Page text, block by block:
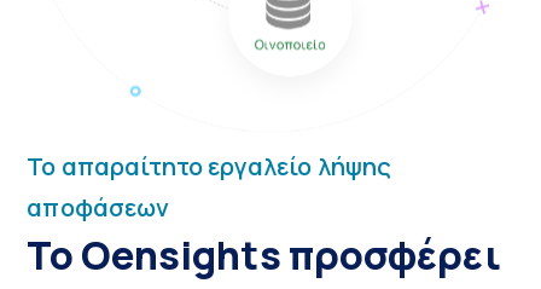
Το απαραίτητο εργαλείο λήψης
αποφάσεων
Το Oensights προσφέρει